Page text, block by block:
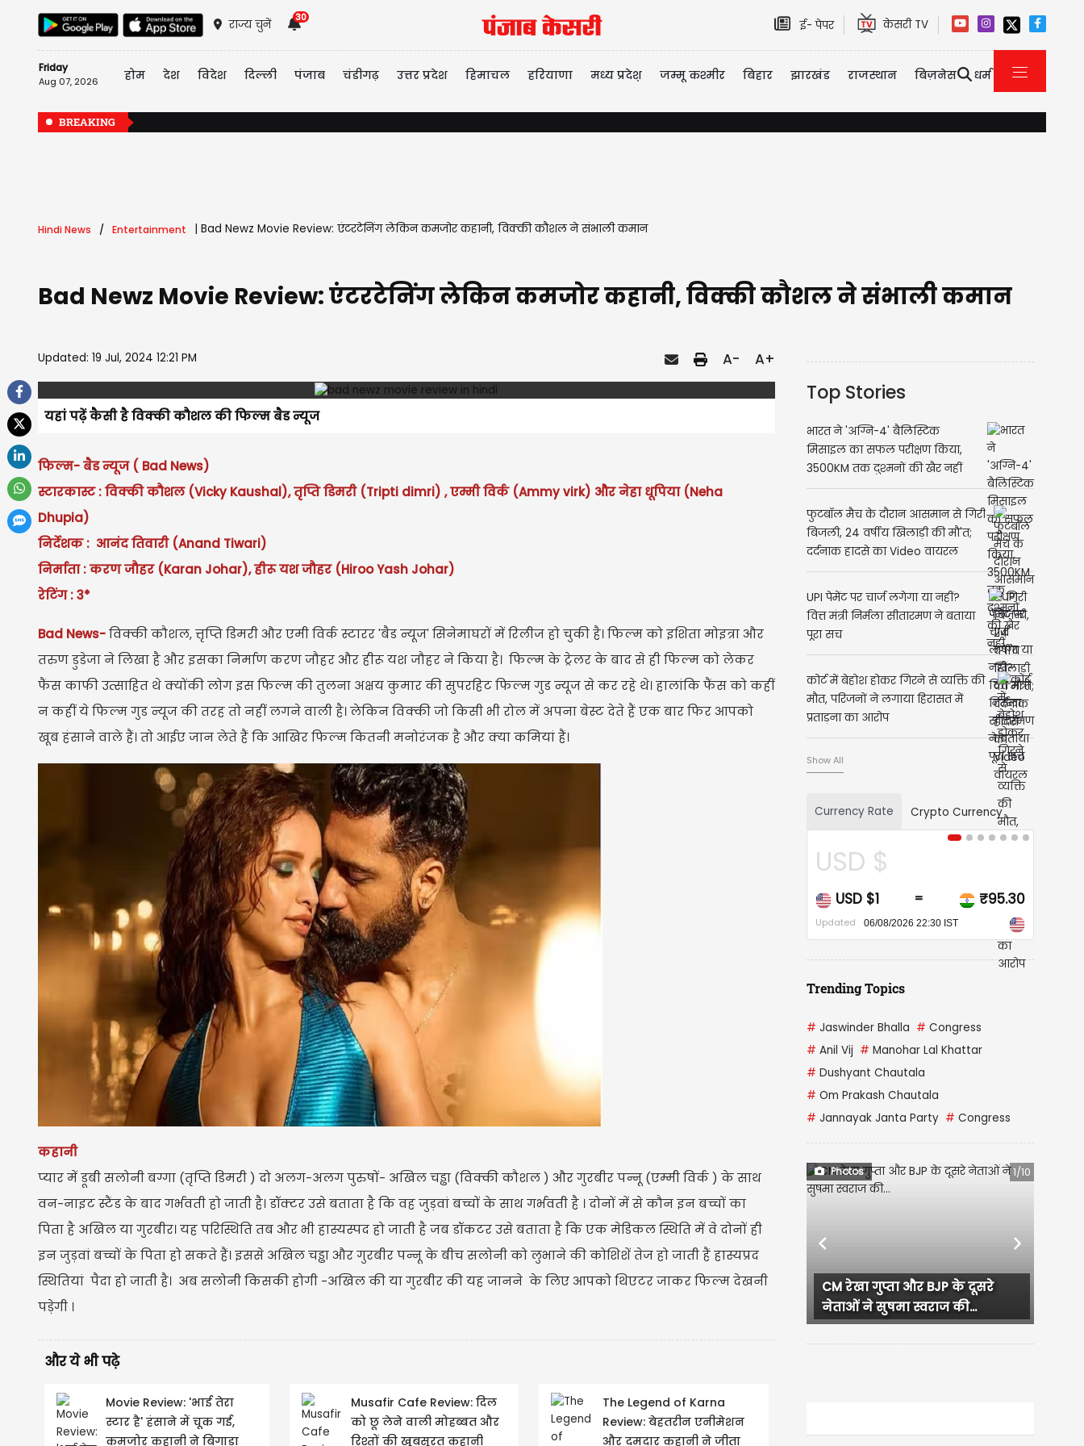
राज्य चुनें
30
ई- पेपर केसरी TV
Friday
Aug 07, 2026 होम देश विदेश दिल्ली पंजाब चंडीगढ़ उत्तर प्रदेश हिमाचल हरियाणा मध्य प्रदेश़ जम्मू कश्मीर बिहार झारखंड राजस्थान बिज़नेस धर्म
BREAKING
Hindi News Entertainment Bad Newz Movie Review: एंटरटेनिंग लेकिन कमजोर कहानी, विक्की कौशल ने संभाली कमान
Bad Newz Movie Review: एंटरटेनिंग लेकिन कमजोर कहानी, विक्की कौशल ने संभाली कमान
Updated: 19 Jul, 2024 12:21 PM A- A+
यहां पढ़ें कैसी है विक्की कौशल की फिल्म बैड न्यूज
फिल्म- बैड न्यूज ( Bad News)
स्टारकास्ट : विक्की कौशल (Vicky Kaushal), तृप्ति डिमरी (Tripti dimri) , एम्मी विर्क (Ammy virk) और नेहा धूपिया (Neha
Dhupia)
निर्देशक : आनंद तिवारी (Anand Tiwari)
निर्माता : करण जौहर (Karan Johar), हीरू यश जौहर (Hiroo Yash Johar)
रेटिंग : 3*
Bad News-विक्की कौशल, त्तृप्ति डिमरी और एमी विर्क स्टारर 'बैड न्यूज' सिनेमाघरों में रिलीज हो चुकी है। फिल्म को इशिता मोइत्रा और
तरुण डुडेजा ने लिखा है और इसका निर्माण करण जौहर और हीरू यश जौहर ने किया है। फिल्म के ट्रेलर के बाद से ही फिल्म को लेकर
फैंस काफी उत्साहित थे क्योंकी लोग इस फिल्म की तुलना अक्षय कुमार की सुपरहिट फिल्म गुड न्यूज से कर रहे थे। हालांकि फैंस को कहीं
न कहीं ये फिल्म गुड न्यूज की तरह तो नहीं लगने वाली है। लेकिन विक्की जो किसी भी रोल में अपना बेस्ट देते हैं एक बार फिर आपको
खूब हंसाने वाले हैं। तो आईए जान लेते हैं कि आखिर फिल्म कितनी मनोरंजक है और क्या कमियां हैं।
कहानी
प्यार में डूबी सलोनी बग्गा (तृप्ति डिमरी ) दो अलग-अलग पुरुषों- अखिल चड्ढा (विक्की कौशल ) और गुरबीर पन्नू (एम्मी विर्क ) के साथ
वन-नाइट स्टैंड के बाद गर्भवती हो जाती है। डॉक्टर उसे बताता है कि वह जुड़वां बच्चों के साथ गर्भवती है । दोनों में से कौन इन बच्चों का
पिता है अखिल या गुरबीर। यह परिस्थिति तब और भी हास्यस्पद हो जाती है जब डॉकटर उसे बताता है कि एक मेडिकल स्थिति में वे दोनों ही
इन जुड़वां बच्चों के पिता हो सकते हैं। इससे अखिल चड्ढा और गुरबीर पन्नू के बीच सलोनी को लुभाने की कोशिशें तेज हो जाती हैं हास्यप्रद
स्थितियां पैदा हो जाती है। अब सलोनी किसकी होगी -अखिल की या गुरबीर की यह जानने के लिए आपको थिएटर जाकर फिल्म देखनी
पड़ेगी ।
और ये भी पढ़े
Movie Review: 'भाई तेरा
स्टार है' हंसाने में चूक गई,
कमजोर कहानी ने बिगाड़ा
Musafir Cafe Review: दिल
को छू लेने वाली मोहब्बत और
रिश्तों की खूबसूरत कहानी
The Legend of Karna
Review: बेहतरीन एनीमेशन
और दमदार कहानी ने जीता
Top Stories
भारत ने 'अग्नि-4' बैलिस्टिक
मिसाइल का सफल परीक्षण किया,
3500KM तक दुश्मनों की खैर नहीं
फुटबॉल मैच के दौरान आसमान से गिरी
बिजली, 24 वर्षीय खिलाड़ी की मौ'त;
दर्दनाक हादसे का Video वायरल
UPI पेमेंट पर चार्ज लगेगा या नहीं?
वित्त मंत्री निर्मला सीतारमण ने बताया
पूरा सच
कोर्ट में बेहोश होकर गिरने से व्यक्ति की
मौत, परिजनों ने लगाया हिरासत में
प्रताड़ना का आरोप
Show All
Currency Rate Crypto Currency
CAD $
CAD $1 = ₹67.96
Updated 06/08/2026 22:30 IST
Trending Topics
# Jaswinder Bhalla # Congress
# Anil Vij # Manohar Lal Khattar
# Dushyant Chautala
# Om Prakash Chautala
# Jannayak Janta Party # Congress
Photos 2/10
लुधियाना में कांग्रेस कार्यक्रम दौरान
हंगामा, प्रदेश...
Previous Next